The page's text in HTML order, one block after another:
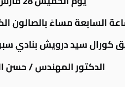
السابعة مساءً بالصالون
كورال سيد درويش بنادي
الدكتور المهندس / حسن